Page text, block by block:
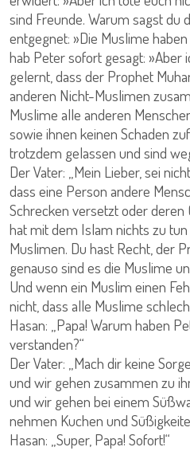
sind Freunde. Warum sagst du
entgegnet: »Die Muslime
hab Peter sofort gesagt: »Aber
gelernt, dass der Prophet
anderen Nicht-Muslimen
Muslime alle anderen
sowie ihnen keinen Schaden
trotzdem gelassen und sind
Der Vater: „Mein Lieber, sei
dass eine Person andere
Schrecken versetzt oder deren
hat mit dem Islam nichts zu
Muslimen. Du hast Recht, der
genauso sind es die Muslime
Und wenn ein Muslim einen
nicht, dass alle Muslime
Hasan: „Papa! Warum haben
verstanden?“
Der Vater: „Mach dir keine
und wir gehen zusammen zu
und wir gehen bei einem
nehmen Kuchen und
Hasan: „Super, Papa! Sofort!“